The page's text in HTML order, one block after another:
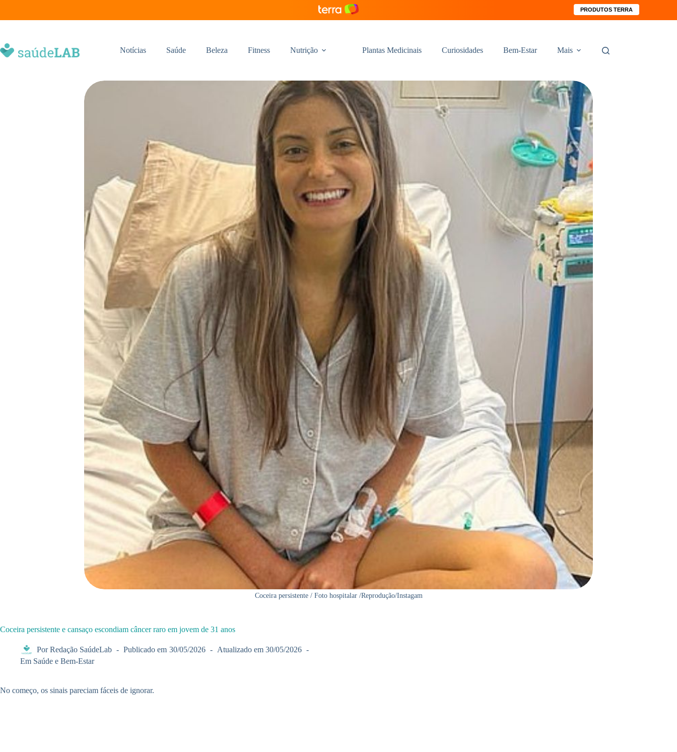
PRODUTOS TERRA
Notícias Saúde Beleza Fitness Nutrição Plantas Medicinais Curiosidades Bem-Estar Mais
Coceira persistente / Foto hospitalar /Reprodução/Instagam
Coceira persistente e cansaço escondiam câncer raro em jovem de 31 anos
Por Redação SaúdeLab Publicado em 30/05/2026 Atualizado em 30/05/2026
Em Saúde e Bem-Estar
No começo, os sinais pareciam fáceis de ignorar.